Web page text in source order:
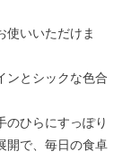
使いいただけま
ンとシックな色合
のひらにすっぽり
開で、毎日の食卓